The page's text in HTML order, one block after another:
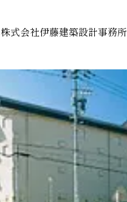
株式会社伊藤建築設計事務所